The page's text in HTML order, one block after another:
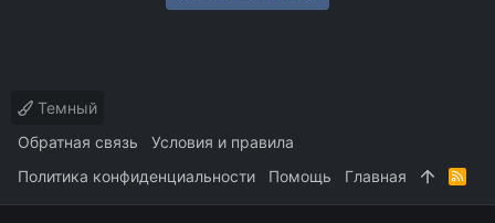
Темный
Обратная связь
Условия и правила
Политика конфиденциальности
Помощь Главная
R